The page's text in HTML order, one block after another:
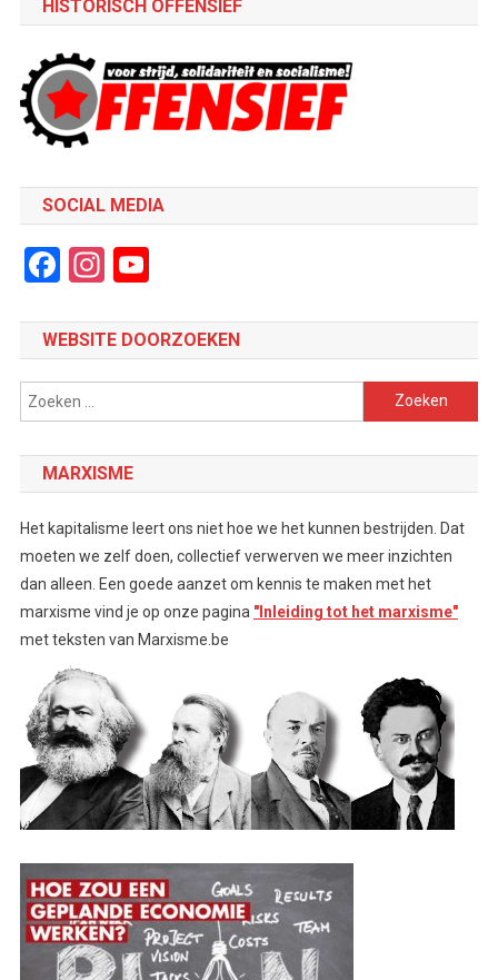
HISTORISCH OFFENSIEF
SOCIAL MEDIA
Facebook
Instagram
YouTube
WEBSITE DOORZOEKEN
Zoeken
naar:
MARXISME
Het kapitalisme leert ons niet hoe we het kunnen bestrijden. Dat
moeten we zelf doen, collectief verwerven we meer inzichten
dan alleen. Een goede aanzet om kennis te maken met het
marxisme vind je op onze pagina "Inleiding tot het marxisme"
met teksten van Marxisme.be